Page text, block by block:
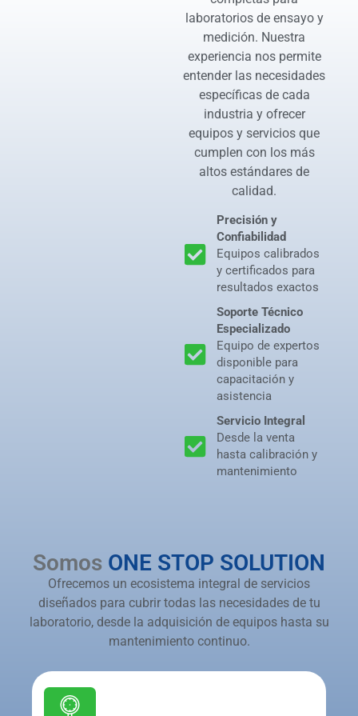
laboratorios de ensayo y
medición. Nuestra
experiencia nos permite
entender las necesidades
específicas de cada
industria y ofrecer
equipos y servicios que
cumplen con los más
altos estándares de
calidad.
Precisión y
Confiabilidad
Equipos calibrados
y certificados para
resultados exactos
Soporte Técnico
Especializado
Equipo de expertos
disponible para
capacitación y
asistencia
Servicio Integral
Desde la venta
hasta calibración y
mantenimiento
Somos ONE STOP SOLUTION
Ofrecemos un ecosistema integral de servicios
diseñados para cubrir todas las necesidades de tu
laboratorio, desde la adquisición de equipos hasta su
mantenimiento continuo.